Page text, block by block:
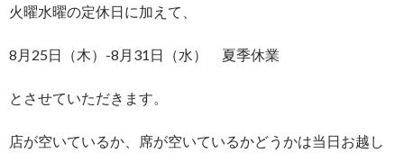
火曜水曜の定休日に加えて、
8月25日（木）-8月31日（水） 夏季休業
とさせていただきます。
店が空いているか、席が空いているかどうかは当日お越し